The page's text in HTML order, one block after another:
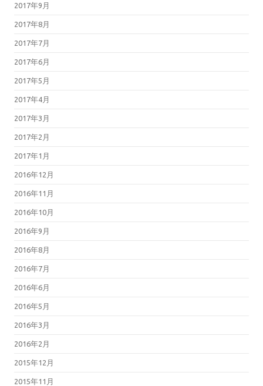
2017年9月
2017年8月
2017年7月
2017年6月
2017年5月
2017年4月
2017年3月
2017年2月
2017年1月
2016年12月
2016年11月
2016年10月
2016年9月
2016年8月
2016年7月
2016年6月
2016年5月
2016年3月
2016年2月
2015年12月
2015年11月